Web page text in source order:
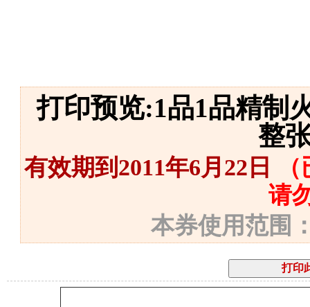
打印预览:1品1品精制
整
有效期到2011年6月22日
请
本券使用范围